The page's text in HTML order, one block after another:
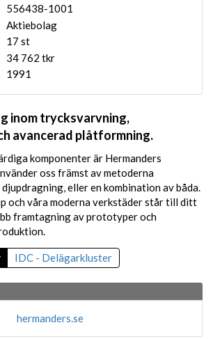
556438-1001
Aktiebolag
17 st
34 762 tkr
1991
inom trycksvarvning,
avancerad plåtformning.
komponenter är Hermanders
oss främst av metoderna
eller en kombination av båda.
och våra moderna verkstäder står till ditt
framtagning av prototyper och
IDC - Delägarkluster
hermanders.se